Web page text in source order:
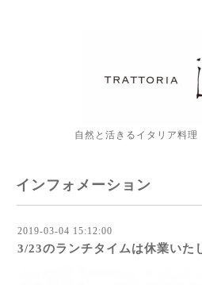
自然と活きるイタリア料
インフォメーション
2019-03-04 15:12:00
3/23のランチタイムは休業いた